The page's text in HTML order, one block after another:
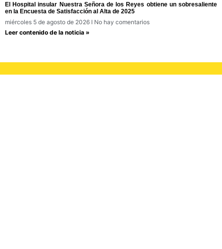
El Hospital insular Nuestra Señora de los Reyes obtiene un sobresaliente
en la Encuesta de Satisfacción al Alta de 2025
miércoles 5 de agosto de 2026
No hay comentarios
Leer contenido de la noticia »